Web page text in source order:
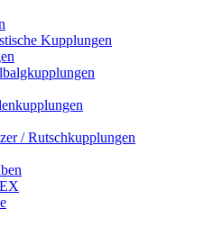
Kupplungen
/ Rutschkupplungen